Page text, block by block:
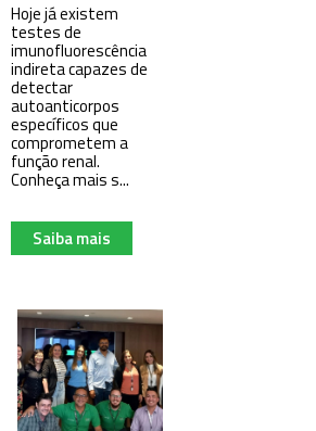
Hoje já existem
testes de
imunofluorescência
indireta capazes de
detectar
autoanticorpos
específicos que
comprometem a
função renal.
Conheça mais s...
Saiba mais